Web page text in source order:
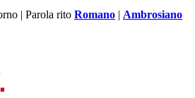
| Parola rito Romano | Ambrosiano